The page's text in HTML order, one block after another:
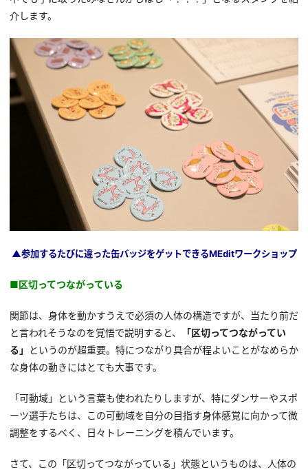
介します。
▲参加するたびに違った缶バッジをゲットできるMEditワークショップ
■区切ってつながっている
関節は、身体を動かすうえで必須の人体の構造ですが、当たり前だ
と言われそうなのを覚悟で説明すると、
「区切ってつながってい
る」
というのが超重要。特につながり具合が程よいことがなめらか
な身体の動きにはとても大事です。
「可動域」という言葉も使われたりしますが、特にダンサーやスポ
ーツ選手たちは、この可動域を自分の目指す身体感覚に向かって微
調整をするべく、日々トレーニングを積んでいます。
さて、この「区切ってつながっている」状態というものは、人体の